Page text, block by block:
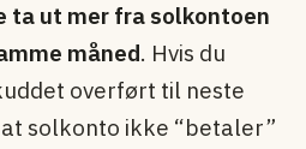
ta ut mer fra solkontoen
måned. Hvis du
overført til neste
solkonto ikke “betaler”